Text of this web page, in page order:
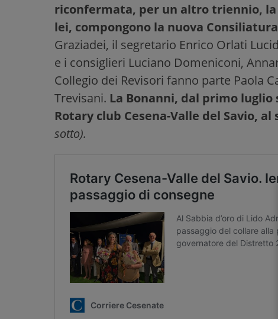
riconfermata, per un altro triennio, la
lei, compongono la nuova Consiliatura
Graziadei, il segretario Enrico Orlati
e i consiglieri Luciano Domeniconi,
Collegio dei Revisori fanno parte Paola
Trevisani. La Bonanni, dal primo
Rotary club Cesena-Valle del Savio,
sotto).